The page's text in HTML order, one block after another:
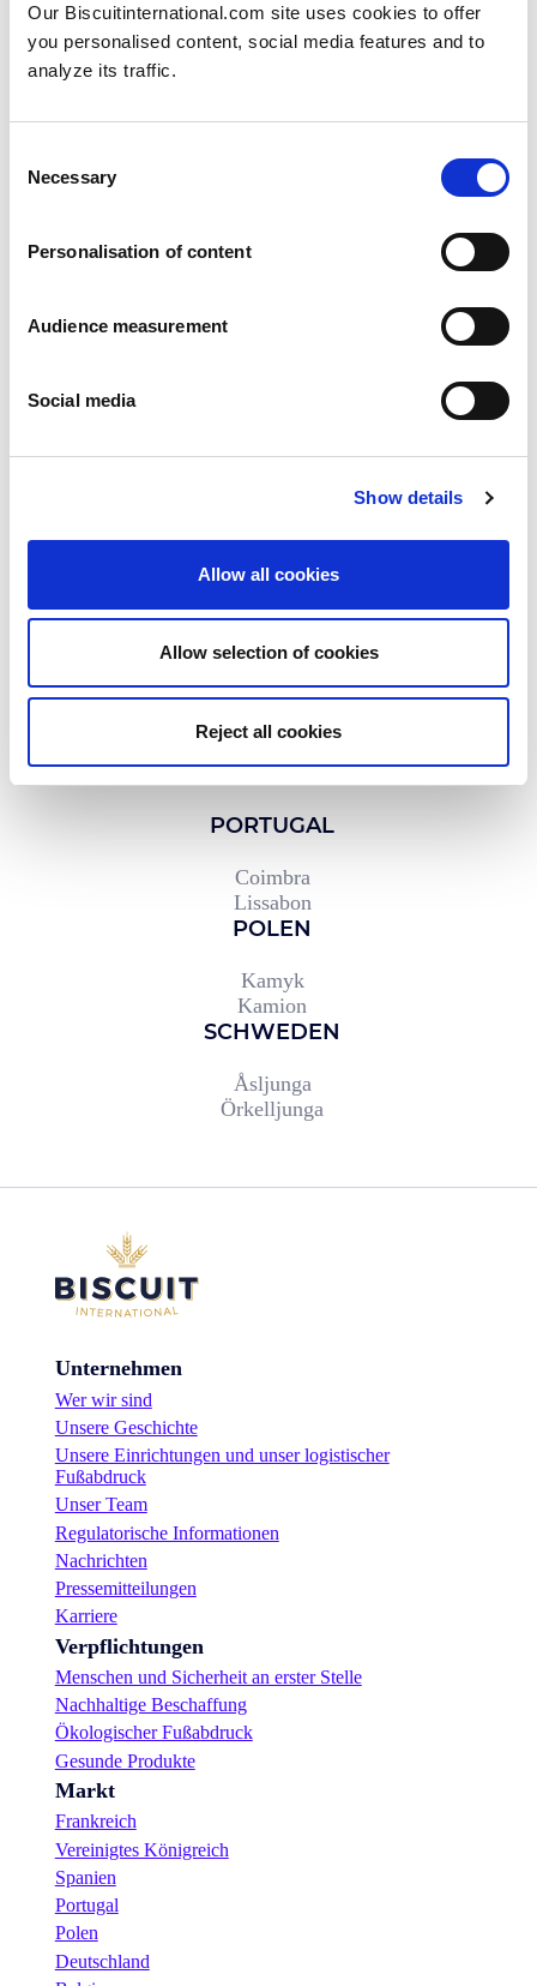
Our Biscuitinternational.com site uses cookies to offer
you personalised content, social media features and to
analyze its traffic.
Selection
Necessary
Personalisation of content
Audience measurement
Social media
Show details
Allow all cookies
Allow selection of cookies
Reject all cookies
Nuth
Ochten
BELGIEN
Gronau
Briec de l’Odet
Montauban
Sully-sur-Loire
SPANIEN
PORTUGAL
Coimbra
Lissabon
POLEN
Kamyk
Kamion
SCHWEDEN
Åsljunga
Örkelljunga
Unternehmen
Wer wir sind
Unsere Geschichte
Unsere Einrichtungen und unser logistischer
Fußabdruck
Unser Team
Regulatorische Informationen
Nachrichten
Pressemitteilungen
Karriere
Verpflichtungen
Menschen und Sicherheit an erster Stelle
Nachhaltige Beschaffung
Ökologischer Fußabdruck
Gesunde Produkte
Markt
Frankreich
Vereinigtes Königreich
Spanien
Portugal
Polen
Deutschland